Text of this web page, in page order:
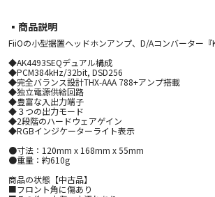
▪︎商品説明
FiiOの小型据置ヘッドホンアンプ、D/Aコンバーター『
◆AK4493SEQデュアル構成
◆PCM384kHz/32bit, DSD256
◆完全バランス設計THX-AAA 788+アンプ搭載
◆独立電源供給回路
◆豊富な入出力端子
◆３つの出力モード
◆2段階のハードウェアゲイン
◆RGBインジケーターライト表示
●寸法：120mm x 168mm x 55mm
●重量：約610g
商品の状態【中古品】
■フロント角に傷あり